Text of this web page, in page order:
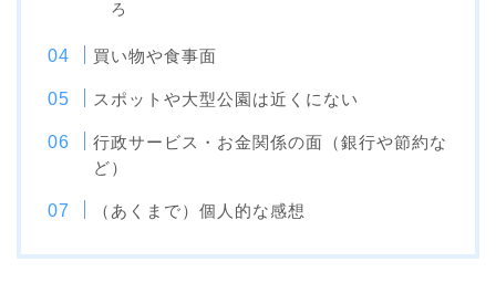
ろ
買い物や食事面
スポットや大型公園は近くにない
行政サービス・お金関係の面（銀行や節約な
ど）
（あくまで）個人的な感想